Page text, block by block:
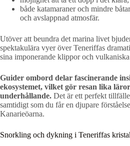
både katamaraner och mindre
och avslappnad atmosfär.
Utöver att beundra det marina livet
spektakulära vyer över Teneriffas
sina imponerande klippor och
Guider ombord delar fascinerande
ekosystemet, vilket gör resan lika
underhållande. Det är ett perfekt
samtidigt som du får en djupare
Kanarieöarna.
Snorkling och dykning i Teneriffas